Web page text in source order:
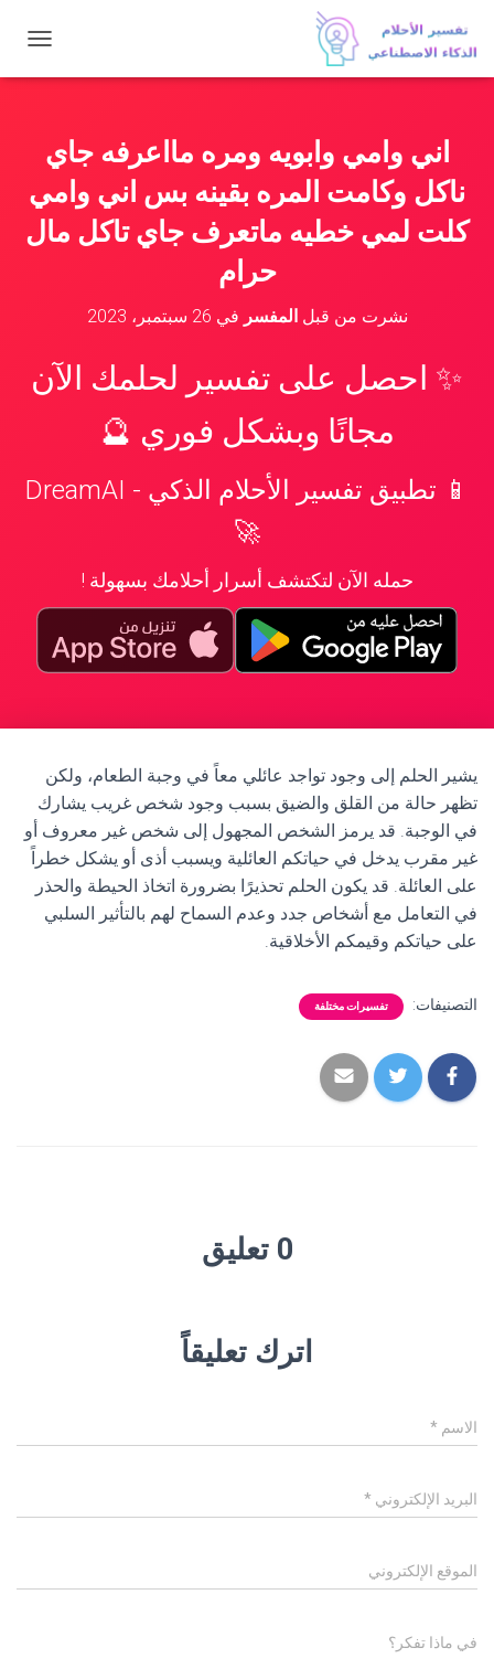
ب
ت
ق
اني وامي وابويه ومره مااعرفه جاي
ناكل وكامت المره بقينه بس اني وامي
كلت لمي خطيه ماتعرف جاي تاكل مال
حرام
نشرت من قبلالمفسر في 26 سبتمبر، 2023
✨ احصل على تفسير لحلمك الآن
مجانًا وبشكل فوري 🔮
📱 تطبيق تفسير الأحلام الذكي - DreamAI
🚀
حمله الآن لتكتشف أسرار أحلامك بسهولة !
يشير الحلم إلى وجود تواجد عائلي معاً في وجبة الطعام، ولكن
تظهر حالة من القلق والضيق بسبب وجود شخص غريب يشارك
في الوجبة. قد يرمز الشخص المجهول إلى شخص غير معروف أو
غير مقرب يدخل في حياتكم العائلية ويسبب أذى أو يشكل خطراً
على العائلة. قد يكون الحلم تحذيرًا بضرورة اتخاذ الحيطة والحذر
في التعامل مع أشخاص جدد وعدم السماح لهم بالتأثير السلبي
على حياتكم وقيمكم الأخلاقية.
التصنيفات: تفسيرات مختلفة
0 تعليق
اترك تعليقاً
الاسم *
البريد الإلكتروني *
الموقع الإلكتروني
في ماذا تفكر؟